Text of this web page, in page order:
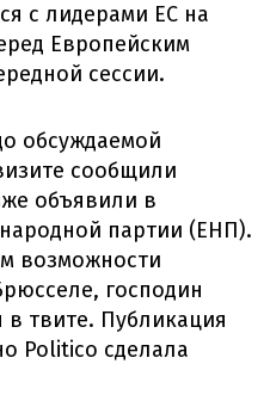
с лидерами ЕС на
Европейским
сессии.
обсуждаемой
сообщили
объявили в
партии (ЕНП).
возможности
господин
в твите. Публикация
Politico сделала